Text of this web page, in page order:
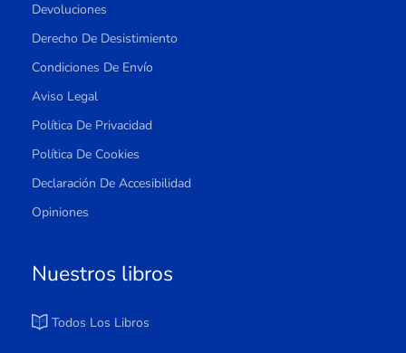
Devoluciones
Derecho De Desistimiento
Condiciones De Envío
Aviso Legal
Política De Privacidad
Política De Cookies
Declaración De Accesibilidad
Opiniones
Nuestros libros
Todos Los Libros